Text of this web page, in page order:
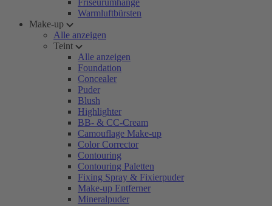
Friseurumhänge
Warmluftbürsten
Make-up
Alle anzeigen
Teint
Alle anzeigen
Foundation
Concealer
Puder
Blush
Highlighter
BB- & CC-Cream
Camouflage Make-up
Color Corrector
Contouring
Contouring Paletten
Fixing Spray & Fixierpuder
Make-up Entferner
Mineralpuder